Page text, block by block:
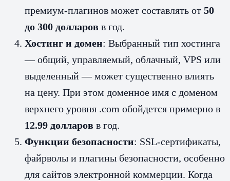
премиум-плагинов может составлять от 50
до 300 долларов в год.
Хостинг и домен: Выбранный тип хостинга
— общий, управляемый, облачный, VPS или
выделенный — может существенно влиять
на цену. При этом доменное имя с доменом
верхнего уровня .com обойдется примерно в
12.99 долларов в год.
Функции безопасности: SSL-сертификаты,
файрволы и плагины безопасности, особенно
для сайтов электронной коммерции. Когда